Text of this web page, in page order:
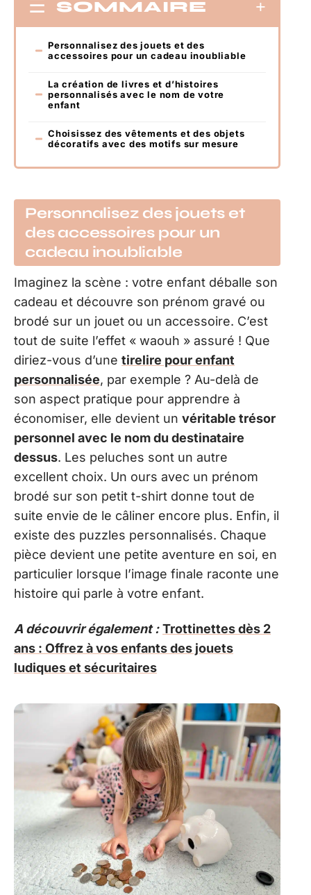
SOMMAIRE
Personnalisez des jouets et des
accessoires pour un cadeau inoubliable
La création de livres et d’histoires
personnalisés avec le nom de votre
enfant
Choisissez des vêtements et des objets
décoratifs avec des motifs sur mesure
Personnalisez des jouets et
des accessoires pour un
cadeau inoubliable
Imaginez la scène : votre enfant déballe son
cadeau et découvre son prénom gravé ou
brodé sur un jouet ou un accessoire. C’est
tout de suite l’effet « waouh » assuré ! Que
diriez-vous d’une tirelire pour enfant
personnalisée, par exemple ? Au-delà de
son aspect pratique pour apprendre à
économiser, elle devient un véritable trésor
personnel avec le nom du destinataire
dessus. Les peluches sont un autre
excellent choix. Un ours avec un prénom
brodé sur son petit t-shirt donne tout de
suite envie de le câliner encore plus. Enfin, il
existe des puzzles personnalisés. Chaque
pièce devient une petite aventure en soi, en
particulier lorsque l’image finale raconte une
histoire qui parle à votre enfant.
A découvrir également : Trottinettes dès 2
ans : Offrez à vos enfants des jouets
ludiques et sécuritaires